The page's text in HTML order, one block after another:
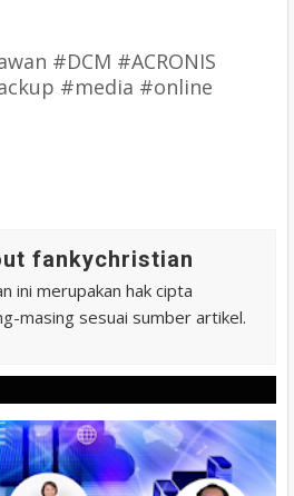
#DCM #ACRONIS
#media #online
fankychristian
ini merupakan hak cipta
masing sesuai sumber artikel.